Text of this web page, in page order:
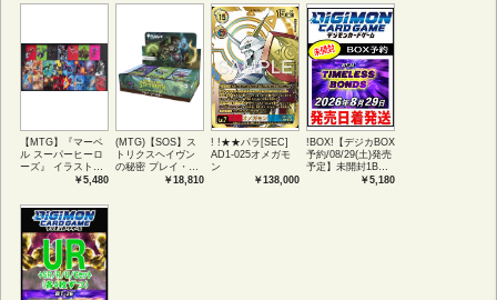
【MTG】『マーベ
ル スーパーヒーロ
ーズ』 イラストコ
レクション 54種コ
アートカード(JPN)
￥5,480
(MTG)【SOS】ス
トリクスヘイヴン
の秘密 プレイ・ブ
ースター1BOX日本
￥18,810
! !★★パラ[SEC]
AD1-025オメガモ
ン
￥138,000
!BOX!【デジカBOX
予約/08/29(土)発売
予定】未開封1BOX
￥5,180